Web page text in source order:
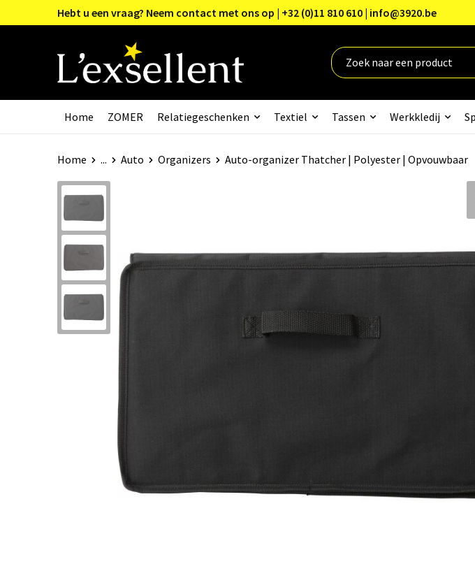
Hebt u een vraag? Neem contact met ons op | +32 (0)11 810 610 | info@3920.be
Home ZOMER Relatiegeschenken Textiel Tassen Werkkledij
Home ... Auto Organizers Auto-organizer Thatcher | Polyester | Opvouwbaar